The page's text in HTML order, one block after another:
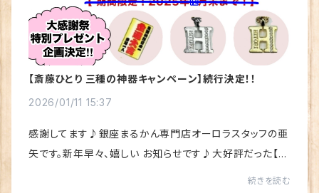
【斎藤ひとり 三種の神器キャンペーン】続行決定！！
2026/01/11 15:37
感謝してます♪銀座まるかん専門店オーロラスタッフの亜
矢です。新年早々、嬉しい お知らせです♪大好評だった【斎
続きを読む